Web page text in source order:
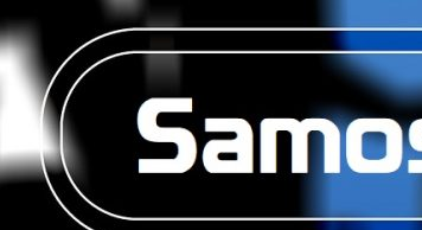
Vse informacije na